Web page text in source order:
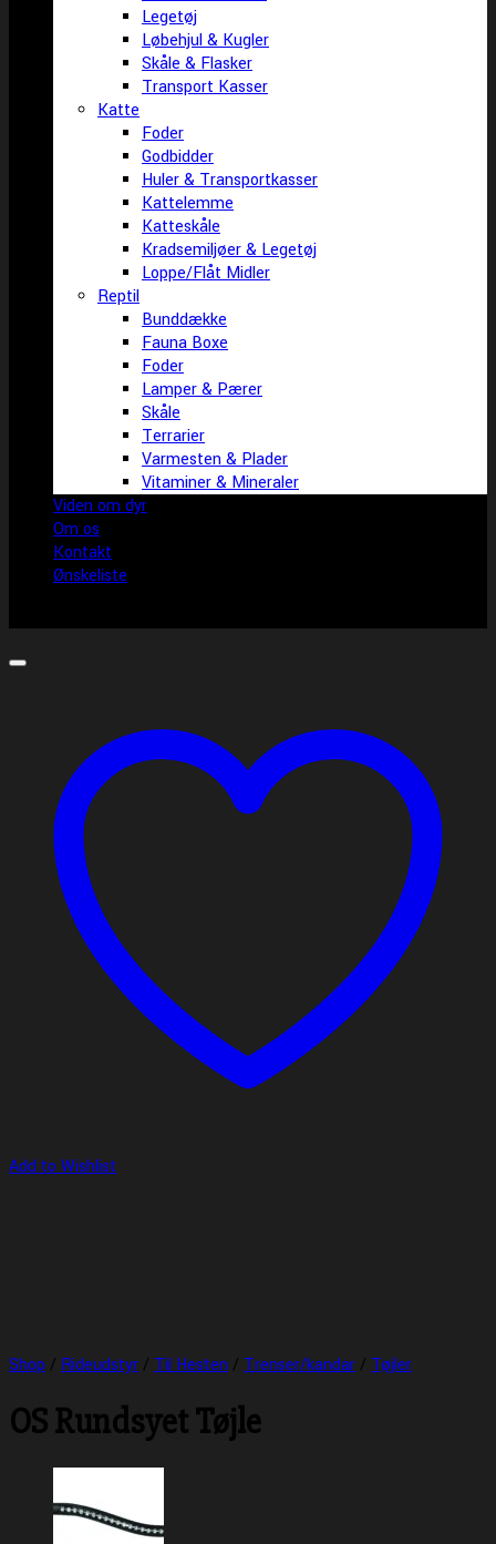
Legetøj
Løbehjul & Kugler
Skåle & Flasker
Transport Kasser
Katte
Foder
Godbidder
Huler & Transportkasser
Kattelemme
Katteskåle
Kradsemiljøer & Legetøj
Loppe/Flåt Midler
Reptil
Bunddække
Fauna Boxe
Foder
Lamper & Pærer
Skåle
Terrarier
Varmesten & Plader
Vitaminer & Mineraler
Viden om dyr
Om os
Kontakt
Ønskeliste
Add to Wishlist
Shop / Rideudstyr / Til Hesten / Trenser/kandar / Tøjler
OS Rundsyet Tøjle